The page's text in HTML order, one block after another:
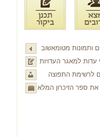
ותמונות מטומאשוב
עדות למאגר העדויות
לרשימת התפוצה
את ספר הזיכרון המלא